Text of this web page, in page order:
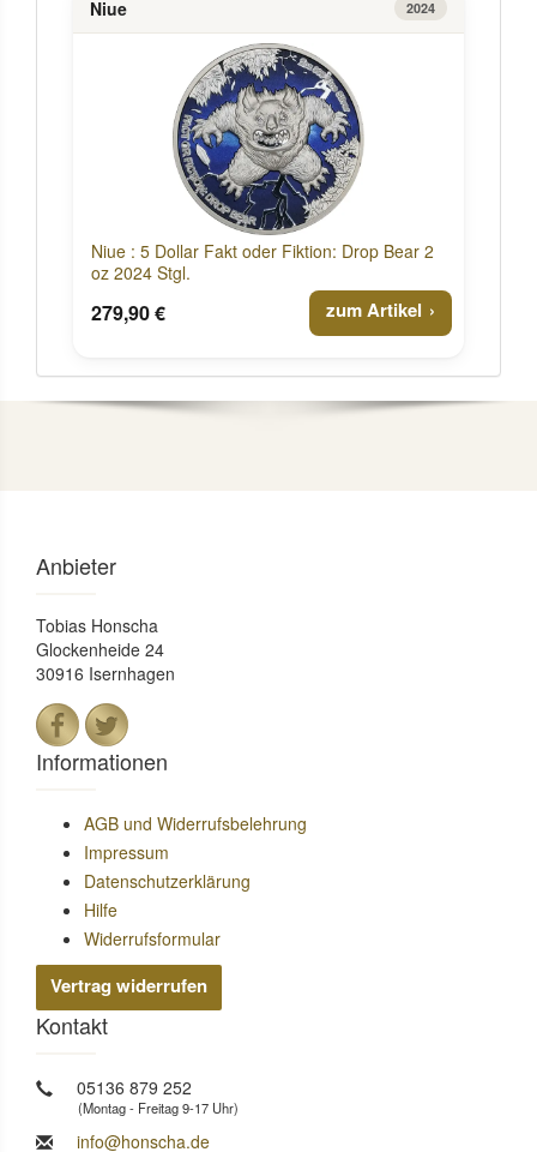
Niue 2024
Niue : 5 Dollar Fakt oder Fiktion: Drop Bear 2
oz 2024 Stgl.
279,90 € zum Artikel
Anbieter
Tobias Honscha
Glockenheide 24
30916 Isernhagen
Informationen
AGB und Widerrufsbelehrung
Impressum
Datenschutzerklärung
Hilfe
Widerrufsformular
Vertrag widerrufen
Kontakt
05136 879 252
(Montag - Freitag 9-17 Uhr)
info@honscha.de